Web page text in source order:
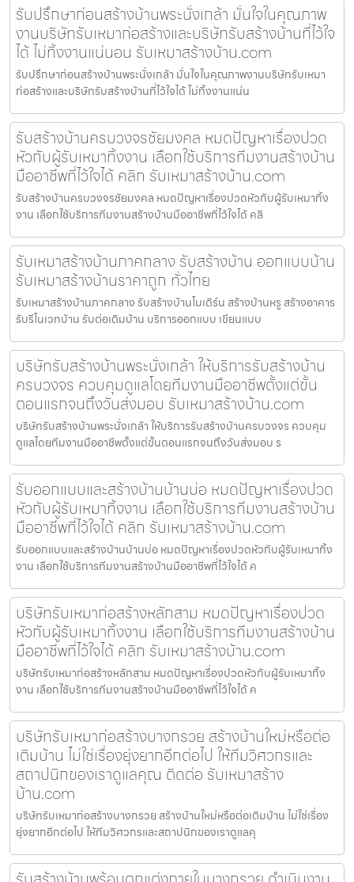
รับปรึกษาก่อนสร้างบ้านพระนั่งเกล้า มั่นใจในคุณภาพ
งานบริษัทรับเหมาก่อสร้างและบริษัทรับสร้างบ้านที่ไว้ใจ
ได้ ไม่ทิ้งงานแน่นอน รับเหมาสร้างบ้าน.com
รับปรึกษาก่อนสร้างบ้านพระนั่งเกล้า มั่นใจในคุณภาพงานบริษัทรับเหมา
ก่อสร้างและบริษัทรับสร้างบ้านที่ไว้ใจได้ ไม่ทิ้งงานแน่น
รับสร้างบ้านครบวงจรชัยมงคล หมดปัญหาเรื่องปวด
หัวกับผู้รับเหมาทิ้งงาน เลือกใช้บริการทีมงานสร้างบ้าน
มืออาชีพที่ไว้ใจได้ คลิก รับเหมาสร้างบ้าน.com
รับสร้างบ้านครบวงจรชัยมงคล หมดปัญหาเรื่องปวดหัวกับผู้รับเหมาทิ้ง
งาน เลือกใช้บริการทีมงานสร้างบ้านมืออาชีพที่ไว้ใจได้ คลิ
รับเหมาสร้างบ้านภาคกลาง รับสร้างบ้าน ออกแบบบ้าน
รับเหมาสร้างบ้านราคาถูก ทั่วไทย
รับเหมาสร้างบ้านภาคกลาง รับสร้างบ้านโมเดิร์น สร้างบ้านหรู สร้างอาคาร
รับรีโนเวทบ้าน รับต่อเติมบ้าน บริการออกแบบ เขียนแบบ
บริษัทรับสร้างบ้านพระนั่งเกล้า ให้บริการรับสร้างบ้าน
ครบวงจร ควบคุมดูแลโดยทีมงานมืออาชีพตั้งแต่ขั้น
ตอนแรกจนถึงวันส่งมอบ รับเหมาสร้างบ้าน.com
บริษัทรับสร้างบ้านพระนั่งเกล้า ให้บริการรับสร้างบ้านครบวงจร ควบคุม
ดูแลโดยทีมงานมืออาชีพตั้งแต่ขั้นตอนแรกจนถึงวันส่งมอบ ร
รับออกแบบและสร้างบ้านบ้านบ่อ หมดปัญหาเรื่องปวด
หัวกับผู้รับเหมาทิ้งงาน เลือกใช้บริการทีมงานสร้างบ้าน
มืออาชีพที่ไว้ใจได้ คลิก รับเหมาสร้างบ้าน.com
รับออกแบบและสร้างบ้านบ้านบ่อ หมดปัญหาเรื่องปวดหัวกับผู้รับเหมาทิ้ง
งาน เลือกใช้บริการทีมงานสร้างบ้านมืออาชีพที่ไว้ใจได้ ค
บริษัทรับเหมาก่อสร้างหลักสาม หมดปัญหาเรื่องปวด
หัวกับผู้รับเหมาทิ้งงาน เลือกใช้บริการทีมงานสร้างบ้าน
มืออาชีพที่ไว้ใจได้ คลิก รับเหมาสร้างบ้าน.com
บริษัทรับเหมาก่อสร้างหลักสาม หมดปัญหาเรื่องปวดหัวกับผู้รับเหมาทิ้ง
งาน เลือกใช้บริการทีมงานสร้างบ้านมืออาชีพที่ไว้ใจได้ ค
บริษัทรับเหมาก่อสร้างบางกรวย สร้างบ้านใหม่หรือต่อ
เติมบ้าน ไม่ใช่เรื่องยุ่งยากอีกต่อไป ให้ทีมวิศวกรและ
สถาปนิกของเราดูแลคุณ ติดต่อ รับเหมาสร้าง
บ้าน.com
บริษัทรับเหมาก่อสร้างบางกรวย สร้างบ้านใหม่หรือต่อเติมบ้าน ไม่ใช่เรื่อง
ยุ่งยากอีกต่อไป ให้ทีมวิศวกรและสถาปนิกของเราดูแลคุ